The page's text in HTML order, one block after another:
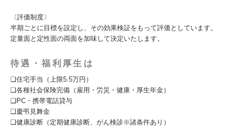
〈評価制度〉
半期ごとに目標を設定し、その効果検証をもって評価としています。
定量面と定性面の両面を加味して決定いたします。
待遇・福利厚生は
❑住宅手当（上限5.5万円）
❑各種社会保険完備（雇用・労災・健康・厚生年金）
❑PC・携帯電話貸与
❑慶弔見舞金
❑健康診断（定期健康診断、がん検診※諸条件あり）